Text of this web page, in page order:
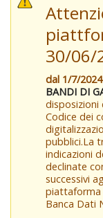
30/06/
dal 1/7/
BANDI DI
disposizioni
Codice dei
pubblici.La
indicazioni
declinate
successivi
piattaforma
Banca Dati